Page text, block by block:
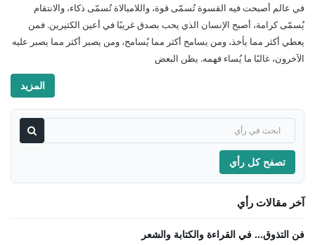
في عالم أصبحت فيه القسوة تُسمّى قوة، واللامبالاة تُسمّى ذكاء، والانتقام
يُسمّى كرامة، أصبح الإنسان الذي يحب بصدق غريبًا في أعين الكثيرين. فمن
يعطي أكثر مما يأخذ، ومن يسامح أكثر مما يُسامح، ومن يصبر أكثر مما يصبر عليه
الآخرون، غالبًا ما يُساء فهمه. يظن البعض
المزيد
تصفح كل رأي
آخر مقالات رأي
فن التذوق... في القراءة والكتابة والشعر